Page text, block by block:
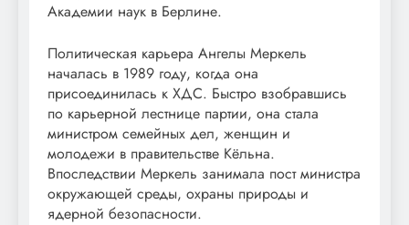
Академии наук в Берлине.
Политическая карьера Ангелы Меркель
началась в 1989 году, когда она
присоединилась к ХДС. Быстро взобравшись
по карьерной лестнице партии, она стала
министром семейных дел, женщин и
молодежи в правительстве Кёльна.
Впоследствии Меркель занимала пост министра
окружающей среды, охраны природы и
ядерной безопасности.